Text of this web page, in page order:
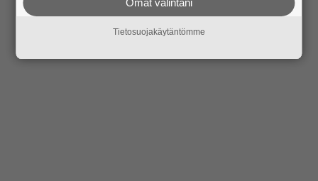
Omat valintani
Tietosuojakäytäntömme